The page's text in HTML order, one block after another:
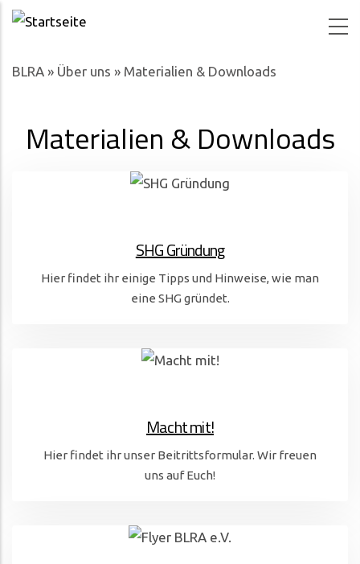
Direkt zum Inhalt
BLRA » Über uns » Materialien & Downloads
Materialien & Downloads
SHG Gründung
Hier findet ihr einige Tipps und Hinweise, wie man
eine SHG gründet.
Macht mit!
Hier findet ihr unser Beitrittsformular. Wir freuen
uns auf Euch!